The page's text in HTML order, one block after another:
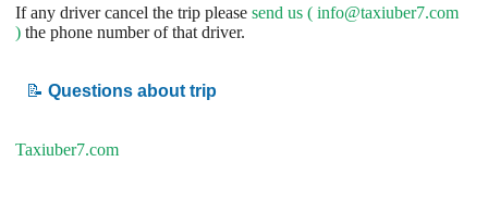
If any driver cancel the trip please send us ( info@taxiuber7.com
) the phone number of that driver.
📝 Questions about trip
Taxiuber7.com